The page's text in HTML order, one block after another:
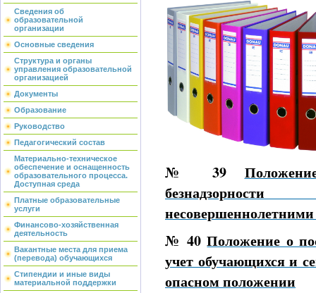
Сведения об
образовательной
организации
Основные сведения
Структура и органы
управления образовательной
организацией
Документы
Образование
Руководство
Педагогический состав
Материально-техническое
обеспечение и оснащенность
образовательного процесса.
Доступная среда
Платные образовательные
услуги
Финансово-хозяйственная
деятельность
Вакантные места для приема
(перевода) обучающихся
Стипендии и иные виды
материальной поддержки
№ 39
№ 40Положение о
учет обучающихся и
опасном положении